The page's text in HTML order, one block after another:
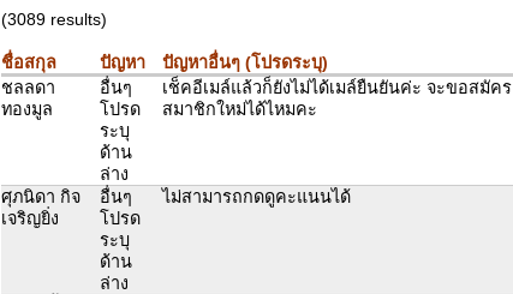
(3089 results)
ชื่อสกุล ปัญหา ปัญหาอื่นๆ (โปรดระบุ)
ชลลดา
ทองมูล
อื่นๆ
โปรด
ระบุ
ด้าน
ล่าง
เช็คอีเมล์แล้วก็ยังไม่ได้เมล์ยืนยันค่ะ จะขอสมัคร
สมาชิกใหม่ได้ไหมคะ
ศุภนิดา กิจ
เจริญยิ่ง
อื่นๆ
โปรด
ระบุ
ด้าน
ล่าง
ไม่สามารถกดดูคะแนนได้